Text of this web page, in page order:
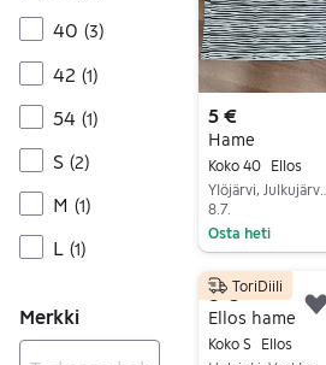
40 (3)
42 (1)
54 (1)
S (2)
M (1)
L (1)
Merkki
5 €
Hame
Koko 40
Ellos
8.7.
Osta heti
8 €
Ellos hame
Koko S
Ellos
ToriDiili